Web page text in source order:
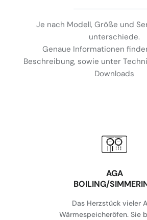
Je nach Modell, Größe und
unterschiede.
Genaue Informationen
Beschreibung, sowie unter
Downloads
AGA
BOILING/
Das Herzstück vieler
Wärmespeicheröfen. Sie